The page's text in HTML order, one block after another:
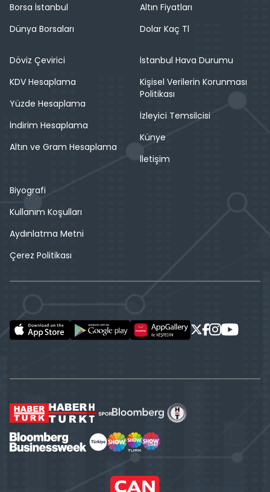
Borsa İstanbul
Dünya Borsaları
Altın Fiyatları
Dolar Kaç Tl
Döviz Çevirici
KDV Hesaplama
Yüzde Hesaplama
İndirim Hesaplama
Altın ve Gram Hesaplama
İstanbul Hava Durumu
Kişisel Verilerin Korunması
Politikası
İzleyici Temsilcisi
Künye
İletişim
Biyografi
Kullanım Koşulları
Aydınlatma Metni
Çerez Politikası